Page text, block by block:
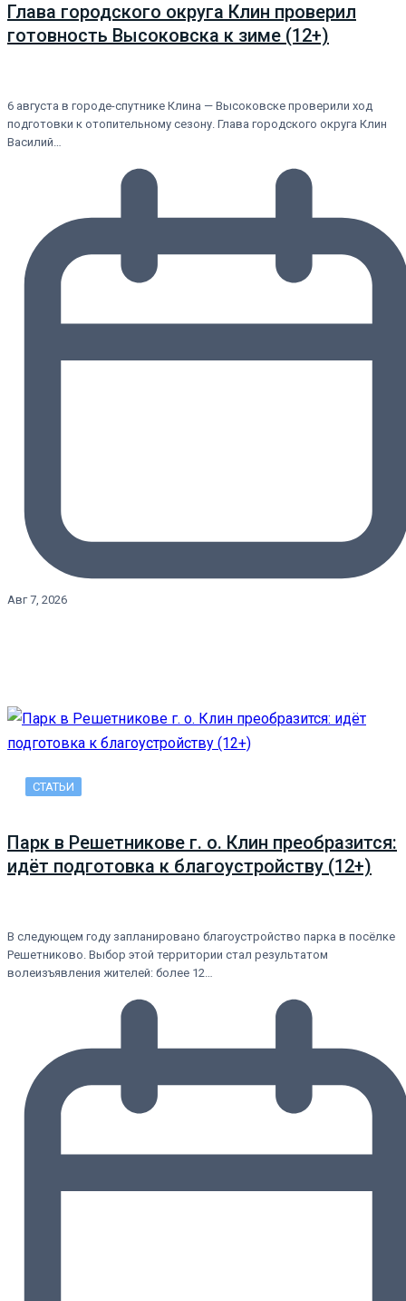
Глава городского округа Клин проверил
готовность Высоковска к зиме (12+)
6 августа в городе-спутнике Клина — Высоковске проверили ход
подготовки к отопительному сезону. Глава городского округа Клин
Василий…
Авг 7, 2026
СТАТЬИ
Парк в Решетникове г. о. Клин преобразится:
идёт подготовка к благоустройству (12+)
В следующем году запланировано благоустройство парка в посёлке
Решетниково. Выбор этой территории стал результатом
волеизъявления жителей: более 12…